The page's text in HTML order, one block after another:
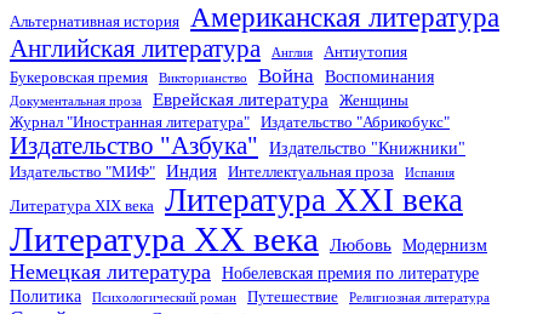
Альтернативная история Американская литература
Английская литература Англия
Антиутопия
Букеровская премия
Викторианство Война Воспоминания
Документальная проза Еврейская литература
Женщины
Журнал "Иностранная литература"
Издательство "Абрикобукс"
Издательство "Азбука" Издательство "Книжники"
Издательство "МИФ" Индия Интеллектуальная проза Испания
Литература XIX века Литература XXI века
Литература XX века Любовь Модернизм
Немецкая литература
Нобелевская премия по литературе
Политика
Психологический роман Путешествие Религиозная литература